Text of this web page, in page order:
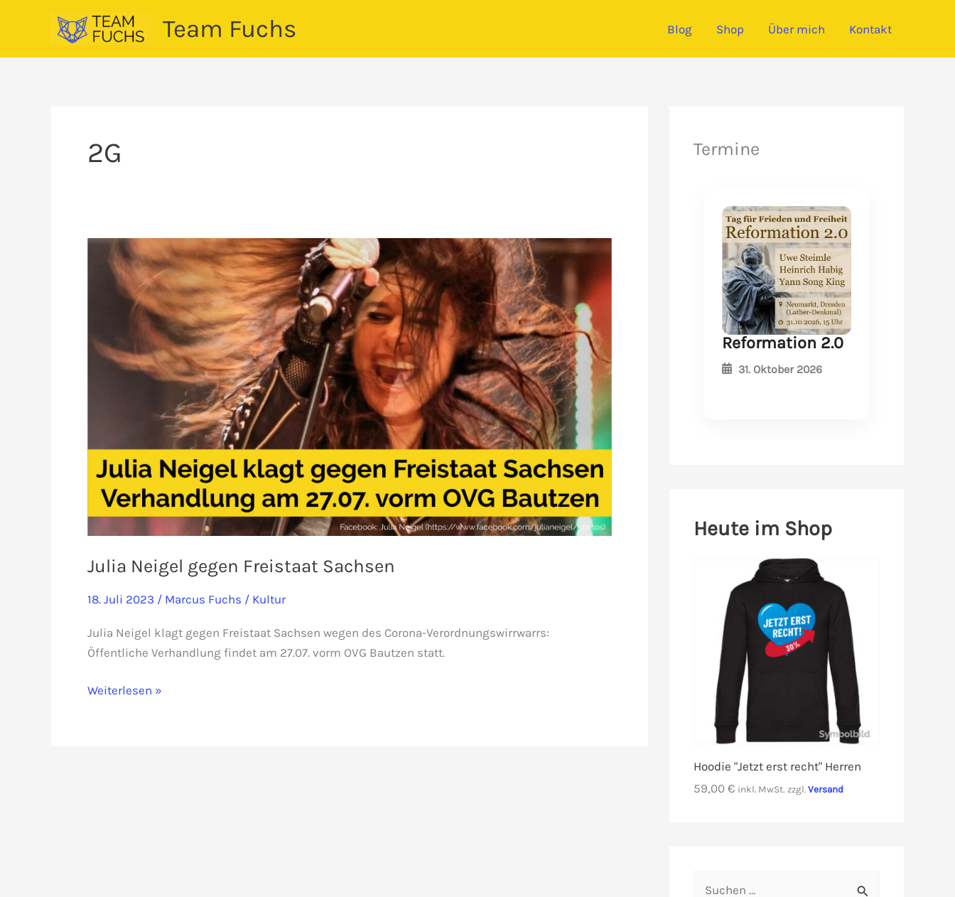
Team Fuchs Blog Shop Über mich Kontakt
2G
Julia Neigel gegen Freistaat Sachsen
18. Juli 2023 / Marcus Fuchs / Kultur
Julia Neigel klagt gegen Freistaat Sachsen wegen des Corona-Verordnungswirrwarrs:
Öffentliche Verhandlung findet am 27.07. vorm OVG Bautzen statt.
Julia
Weiterlesen »
Termine
Reformation 2.0
31. Oktober 2026
Heute im Shop
Hoodie "Jetzt erst recht" Herren
59,00 € inkl. MwSt. zzgl. Versand